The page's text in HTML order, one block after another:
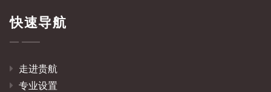
快速导航
走进贵航
专业设置